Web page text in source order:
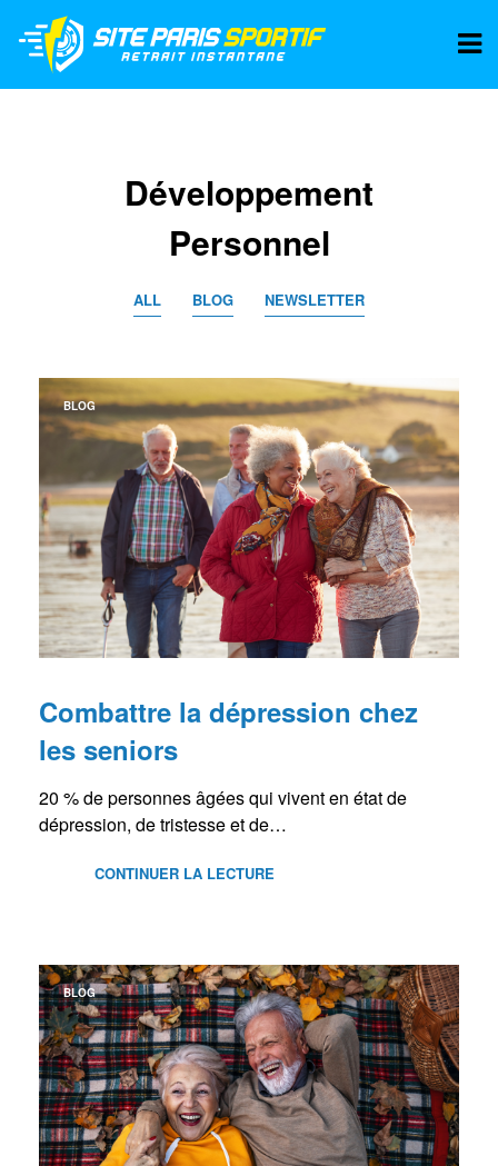
Développement
Personnel
ALL BLOG NEWSLETTER
BLOG
Combattre la dépression chez
les seniors
20 % de personnes âgées qui vivent en état de
dépression, de tristesse et de…
CONTINUER LA LECTURE
BLOG